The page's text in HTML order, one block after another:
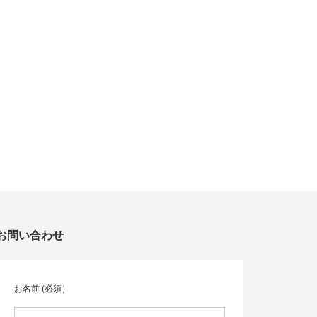
問い合わせ
お名前 (必須）